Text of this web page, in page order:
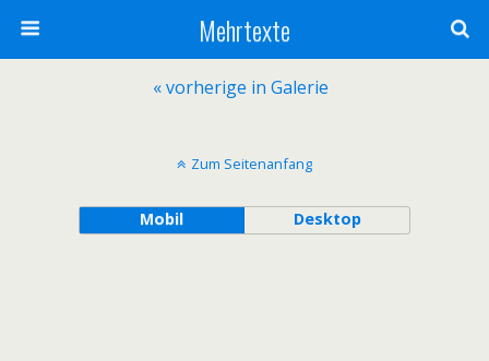
Mehrtexte
« vorherige in Galerie
Zum Seitenanfang
Mobil Desktop